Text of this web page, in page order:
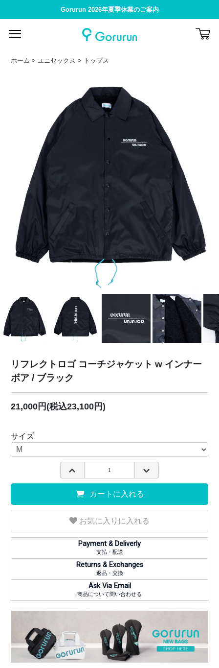
Gorurun 2026年夏季休業のご案内
ホーム >ユニセックス > トップス
リフレクトロゴ コーチジャケット w インナー
ボア / ブラック
21,000円(税込23,100円)
サイズ
カートに入れる
お気に入りに入れる
Payment & Deliverly
支払・配送
Returns & Exchanges
返品・交換
Ask Via Email
商品について問い合わせる